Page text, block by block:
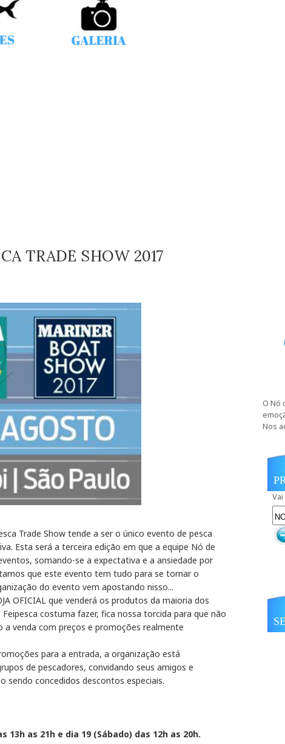
TRADE SHOW 2017
Trade Show tende a ser o único evento de pesca
Esta será a terceira edição em que a equipe Nó de
somando-se a expectativa e a ansiedade por
que este evento tem tudo para se tornar o
do evento vem apostando nisso...
OFICIAL que venderá os produtos da maioria dos
costuma fazer, fica nossa torcida para que não
venda com preços e promoções realmente
para a entrada, a organização está
de pescadores, convidando seus amigos e
sendo concedidos descontos especiais.
13h as 21h e dia 19 (Sábado) das 12h as 20h.
O Nó
Nos